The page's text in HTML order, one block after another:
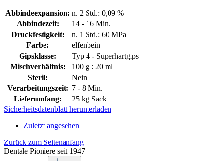
Abbindeexpansion: n. 2 Std.: 0,09 %
Abbindezeit:
14 - 16 Min.
Druckfestigkeit:
n. 1 Std.: 60 MPa
Farbe:
elfenbein
Gipsklasse:
Typ 4 - Superhartgips
Mischverhältnis:
100 g : 20 ml
Steril:
Nein
Verarbeitungszeit: 7 - 8 Min.
Lieferumfang:
25 kg Sack
Sicherheitsdatenblatt herunterladen
Zuletzt angesehen
Zurück zum Seitenanfang
Dentale Pioniere seit 1947